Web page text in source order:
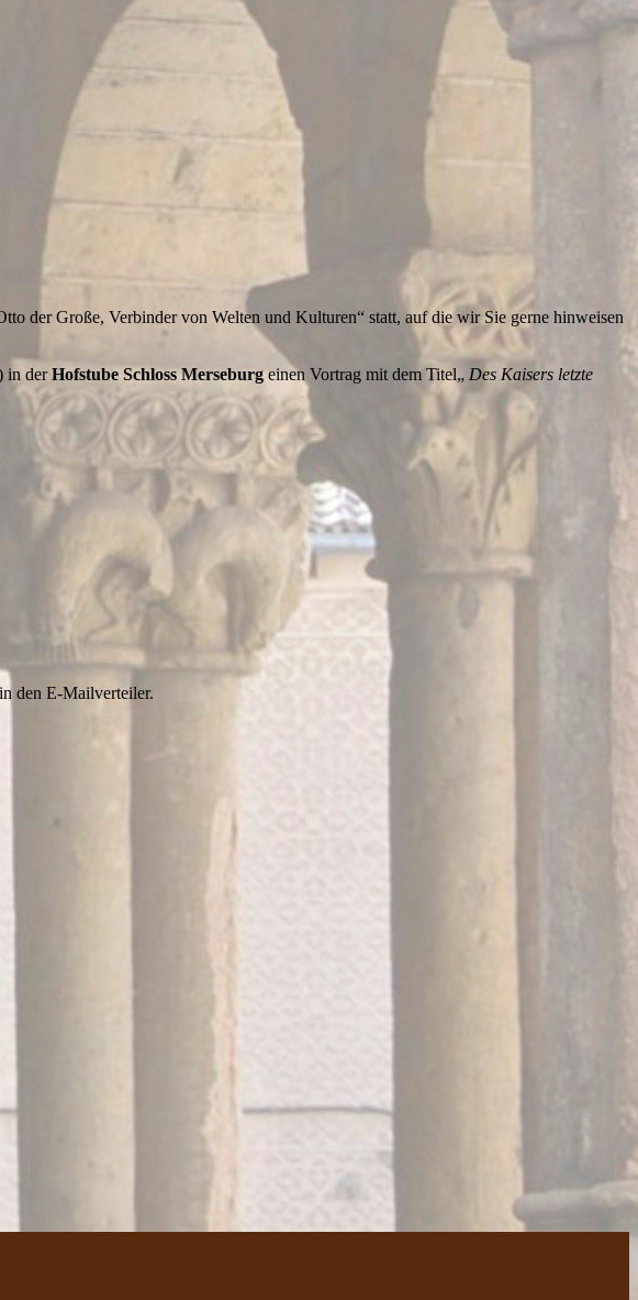
der Große, Verbinder von Welten und Kulturen“ statt, auf die wir Sie gerne hinweisen
in derHofstube Schloss Merseburgeinen Vortrag mit dem Titel„ Des Kaisers letzte
den E-Mailverteiler.